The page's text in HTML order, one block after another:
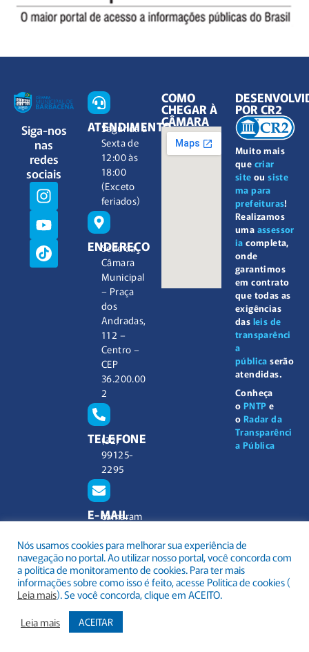
Siga-nos
nas
redes
sociais
ATENDIMENTO
Segunda à
Sexta de
12:00 às
18:00
(Exceto
feriados)
ENDEREÇO
Sede da
Câmara
Municipal
– Praça
dos
Andradas,
112 –
Centro –
CEP
36.200.00
2
TELEFONE
(32)
99125-
2295
E-MAIL
camaram
barbacen
a.mg.gov.
br
COMO
CHEGAR À
CÂMARA
Muito mais
que criar
site ousiste
ma para
prefeituras!
Realizamos
uma assessor
ia completa,
onde
garantimos
em contrato
que todas as
exigências
das leis de
transparênci
a
pública serão
atendidas.
Conheça
o PNTP e
o Radar da
Transparênci
a Pública
POR CR2
Todos os direitos reservados a Câmara Municipal Barbacena
Nós usamos cookies para melhorar sua experiência de
navegação no portal. Ao utilizar nosso portal, você concorda com
a política de monitoramento de cookies. Para ter mais
informações sobre como isso é feito, acesse Política de cookies (
Leia mais). Se você concorda, clique em ACEITO.
Leia mais
ACEITAR